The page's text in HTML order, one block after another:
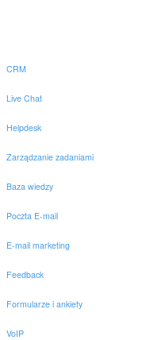
CRM
Live Chat
Helpdesk
Zarządzanie zadaniami
Baza wiedzy
Poczta E-mail
E-mail marketing
Feedback
Formularze i ankiety
VoIP